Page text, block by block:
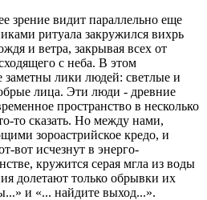
зрение видит параллельно еще
ритуала закружился вихрь
и ветра, закрывая всех от
с неба. В этом
заметны лики людей: светлые и
лица. Эти люди - древние
пространство в несколько
то сказать. Но между нами,
зороастрийское кредо, и
вот исчезнут в энерго-
кружится серая мгла из воды
долетают только обрывки их
и «... найдите выход...».